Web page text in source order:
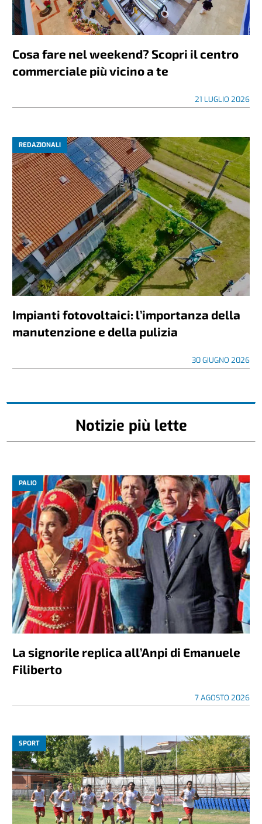
Cosa fare nel weekend? Scopri il centro
commerciale più vicino a te
21 LUGLIO 2026
REDAZIONALI
Impianti fotovoltaici: l’importanza della
manutenzione e della pulizia
30 GIUGNO 2026
Notizie più lette
PALIO
La signorile replica all’Anpi di Emanuele
Filiberto
7 AGOSTO 2026
SPORT